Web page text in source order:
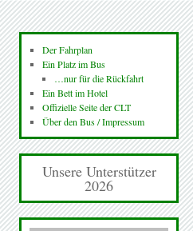
Der Fahrplan
Ein Platz im Bus
…nur für die Rückfahrt
Ein Bett im Hotel
Offizielle Seite der CLT
Über den Bus / Impressum
Unsere Unterstützer
2026